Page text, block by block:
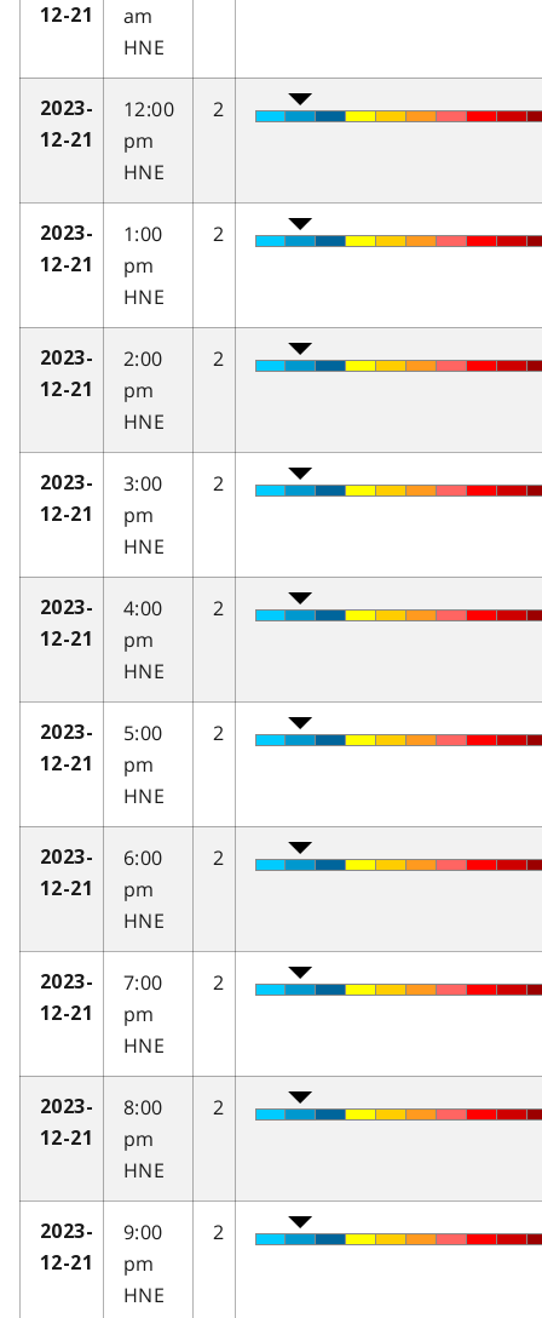
12-21
am
HNE
2023-
12-21
12:00
pm
HNE
2
2023-
12-21
1:00
pm
HNE
2
2023-
12-21
2:00
pm
HNE
2
2023-
12-21
3:00
pm
HNE
2
2023-
12-21
4:00
pm
HNE
2
2023-
12-21
5:00
pm
HNE
2
2023-
12-21
6:00
pm
HNE
2
2023-
12-21
7:00
pm
HNE
2
2023-
12-21
8:00
pm
HNE
2
2023-
12-21
9:00
pm
HNE
2